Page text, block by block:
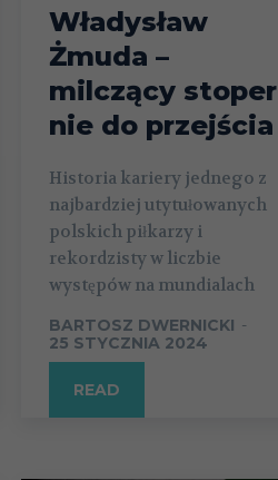
Władysław
Żmuda –
milczący stoper
nie do przejścia
Historia kariery jednego z
najbardziej utytułowanych
polskich piłkarzy i
rekordzisty w liczbie
występów na mundialach
BARTOSZ DWERNICKI -
25 STYCZNIA 2024
READ